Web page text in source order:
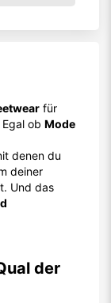
für
ob Mode
denen du
deiner
Und das
der